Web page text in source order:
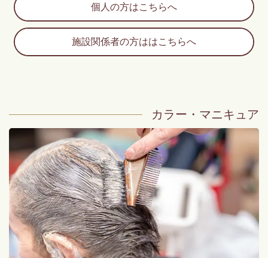
個人の方はこちらへ
施設関係者の方ははこちらへ
カラー・マニキュア